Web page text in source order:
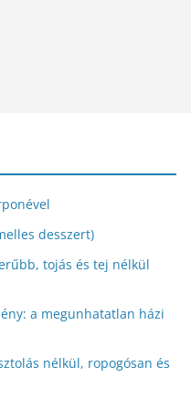
desszert)
tojás és tej nélkül
a megunhatatlan házi
nélkül, ropogósan és